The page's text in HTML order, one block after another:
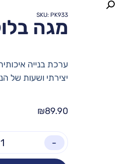
SKU: PK933
מגה בלוקס
ערכת בנייה
יצירתי ושעות של
₪89.90
-